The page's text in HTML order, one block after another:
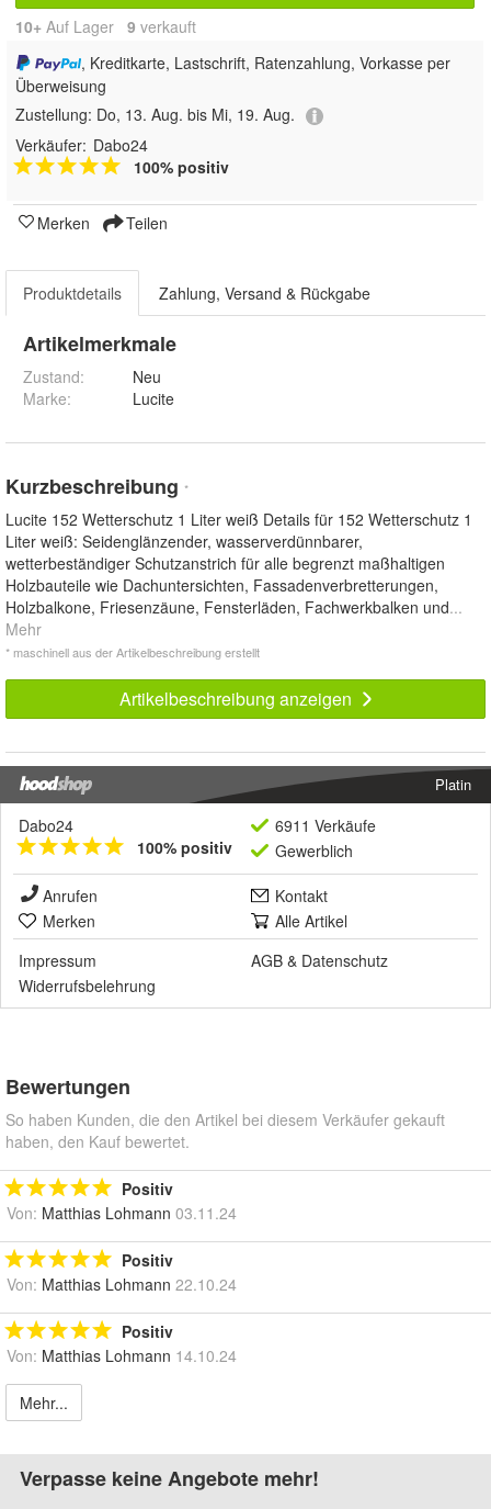
10+ Auf Lager 9 verkauft
, Kreditkarte, Lastschrift, Ratenzahlung, Vorkasse per
Überweisung
Zustellung: Do, 13. Aug. bis Mi, 19. Aug.
Verkäufer: Dabo24
100% positiv
Merken Teilen
Produktdetails Zahlung, Versand & Rückgabe
Artikelmerkmale
Zustand:
Neu
Marke:
Lucite
Kurzbeschreibung *
Lucite 152 Wetterschutz 1 Liter weiß Details für 152 Wetterschutz 1
Liter weiß: Seidenglänzender, wasserverdünnbarer,
wetterbeständiger Schutzanstrich für alle begrenzt maßhaltigen
Holzbauteile wie Dachuntersichten, Fassadenverbretterungen,
Holzbalkone, Friesenzäune, Fensterläden, Fachwerkbalken und...
Mehr
* maschinell aus der Artikelbeschreibung erstellt
Artikelbeschreibung anzeigen
Platin
Dabo24
100% positiv
6911 Verkäufe
Gewerblich
Anrufen
Kontakt
Merken
Alle Artikel
Impressum
AGB & Datenschutz
Widerrufsbelehrung
Bewertungen
So haben Kunden, die den Artikel bei diesem Verkäufer gekauft
haben, den Kauf bewertet.
Positiv
Von: Matthias Lohmann 03.11.24
Positiv
Von: Matthias Lohmann 22.10.24
Positiv
Von: Matthias Lohmann 14.10.24
Mehr...
Verpasse keine Angebote mehr!